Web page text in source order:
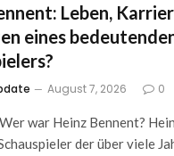
Leben,
eines
August 7, 2026 0
war Heinz Bennent?
der über viele